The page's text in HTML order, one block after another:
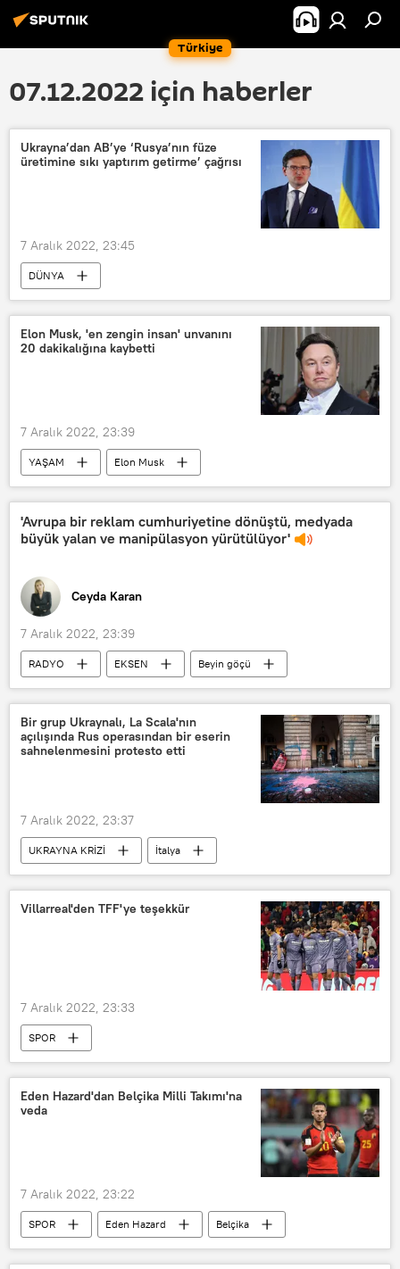
Türkiye
07.12.2022 için haberler
Ukrayna’dan AB’ye ‘Rusya’nın füze
üretimine sıkı yaptırım getirme’ çağrısı
7 Aralık 2022, 23:45
DÜNYA
Ukrayna Dışişleri Bakanı Dmitriy Kuleba
Ukrayna
Ukrayna krizi
Rusya
Füze
Avrupa Birliği
Elon Musk, 'en zengin insan' unvanını
20 dakikalığına kaybetti
7 Aralık 2022, 23:39
YAŞAM
Elon Musk
Louis Vuitton
Forbes
Bernard Arnault
Zengin
Liste
'Avrupa bir reklam cumhuriyetine dönüştü, medyada
büyük yalan ve manipülasyon yürütülüyor'
Ceyda Karan
7 Aralık 2022, 23:39
RADYO EKSEN
Beyin göçü
Avrupa
Ceyda Karan
Bir grup Ukraynalı, La Scala'nın
açılışında Rus operasından bir eserin
sahnelenmesini protesto etti
7 Aralık 2022, 23:37
UKRAYNA KRİZİ
İtalya
Opera
Rusya La Scala
Villarreal'den TFF'ye teşekkür
7 Aralık 2022, 23:33
SPOR
Türkiye Futbol Federasyonu (TFF)
Villareal Futbol Kulübü
Galatasaray
Dostluk maçı
Eden Hazard'dan Belçika Milli Takımı'na
veda
7 Aralık 2022, 23:22
SPOR Eden Hazard
Belçika
Futbol
veda
milli takım